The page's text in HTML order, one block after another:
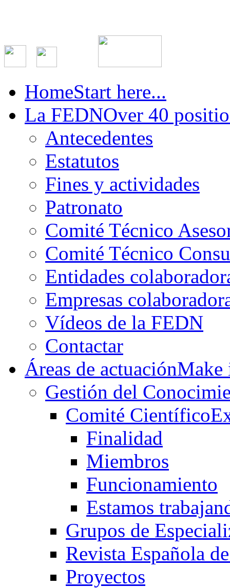
HomeStart here...
La FEDNOver 40
Antecedentes
Estatutos
Fines y actividades
Patronato
Comité Técnico
Comité Técnico
Entidades
Empresas
Vídeos de la FEDN
Contactar
Áreas de actuación
Gestión del
Comité Científico
Finalidad
Miembros
Funcionamiento
Estamos
Grupos de
Revista Española
Proyectos